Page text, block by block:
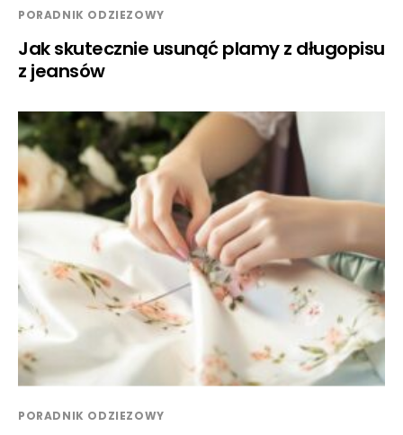
PORADNIK ODZIEZOWY
Jak skutecznie usunąć plamy z długopisu
z jeansów
PORADNIK ODZIEZOWY